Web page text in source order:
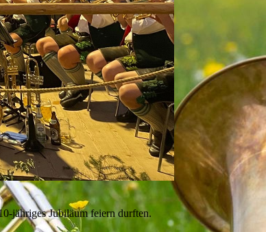
jähriges Jubiläum feiern durften.